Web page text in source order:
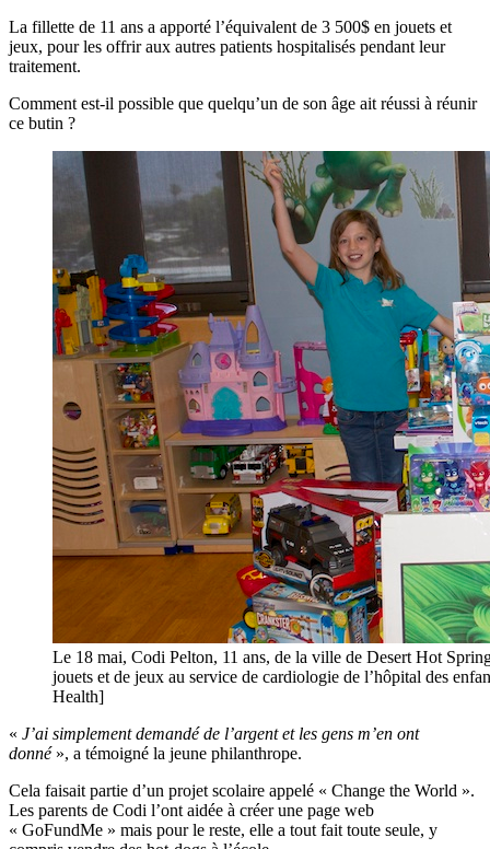
La fillette de 11 ans a apporté l’équivalent de 3 500$ en jouets et
jeux, pour les offrir aux autres patients hospitalisés pendant leur
traitement.
Comment est-il possible que quelqu’un de son âge ait réussi à réunir
ce butin ?
Le 18 mai, Codi Pelton, 11 ans, de la ville de Desert Hot
jouets et de jeux au service de cardiologie de l’hôpital des
Health]
« J’ai simplement demandé de l’argent et les gens m’en ont
donné », a témoigné la jeune philanthrope.
Cela faisait partie d’un projet scolaire appelé « Change the World ».
Les parents de Codi l’ont aidée à créer une page web
« GoFundMe » mais pour le reste, elle a tout fait toute seule, y